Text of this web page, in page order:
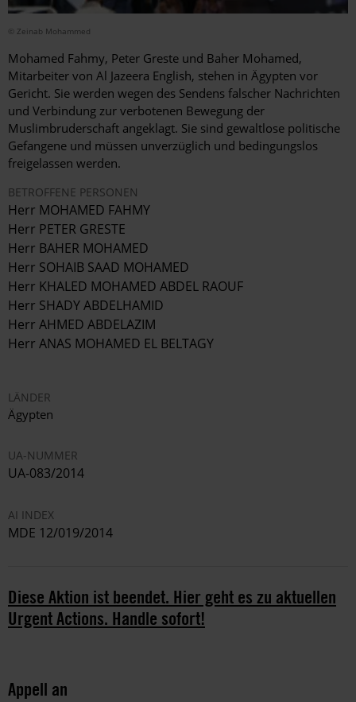
© Zeinab Mohammed
Mohamed Fahmy, Peter Greste und Baher Mohamed,
Mitarbeiter von Al Jazeera English, stehen in Ägypten vor
Gericht. Sie werden wegen des Sendens falscher Nachrichten
und Verbindung zur verbotenen Bewegung der
Muslimbruderschaft angeklagt. Sie sind gewaltlose politische
Gefangene und müssen unverzüglich und bedingungslos
freigelassen werden.
BETROFFENE PERSONEN
Herr MOHAMED FAHMY
Herr PETER GRESTE
Herr BAHER MOHAMED
Herr SOHAIB SAAD MOHAMED
Herr KHALED MOHAMED ABDEL RAOUF
Herr SHADY ABDELHAMID
Herr AHMED ABDELAZIM
Herr ANAS MOHAMED EL BELTAGY
LÄNDER
Ägypten
UA-NUMMER
UA-083/2014
AI INDEX
MDE 12/019/2014
Diese Aktion ist beendet. Hier geht es zu aktuellen
Urgent Actions. Handle sofort!
Appell an